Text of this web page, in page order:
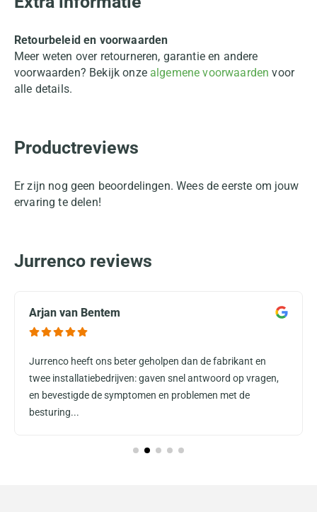
Retourbeleid en voorwaarden
Meer weten over retourneren, garantie en andere
voorwaarden? Bekijk onze algemene voorwaarden voor
alle details.
Productreviews
Er zijn nog geen beoordelingen. Wees de eerste om jouw
ervaring te delen!
Jurrenco reviews
Arjan van Bentem
Jurrenco heeft ons beter geholpen dan de fabrikant en
twee installatiebedrijven: gaven snel antwoord op vragen,
en bevestigde de symptomen en problemen met de
besturing...